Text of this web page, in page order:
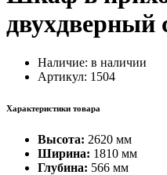
двухдверный
Наличие: в наличии
Артикул: 1504
Характеристики товара
Высота: 2620 мм
Ширина: 1810 мм
Глубина: 566 мм